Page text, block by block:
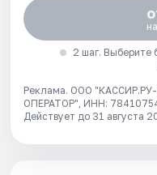
2 шаг. Выберите
Реклама. ООО
ОПЕРАТОР", ИНН:
Действует до 31 августа